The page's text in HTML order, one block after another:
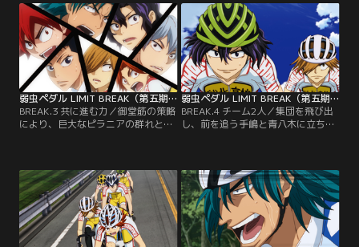
めるチーム総北。御堂筋率いる京都
伏見も、全員がボーズという異様な
スタイルで現れ、覚悟を見せる。寝
坊した真波も何とか間に合い、最終
日のレースがついにスタート！先頭
争いに加勢するため…。
失速に驚き、理由を問い詰める鳴
子。しかし、御堂筋は後方、熊本台
一の井瀬を使い、密かにフェイズを
進めていた。一方、御堂筋から今回
のフェイズの重要な役割を任されて
いた山口は…。
弱虫ペダル LIMIT BREAK（第五期） 第03話
BREAK.3 共に進む力／御堂筋の策略
により、巨大なピラニアの群れとな
揺と混乱の中、集団に飲み込まれて
しまった手嶋。必死に協調相手を探
すが、御堂筋の裏切りにあった集団
は失速してしまう。しかし、助けに
来た青八木と合流し、手嶋に一筋の
光が差し込んだ。
弱虫ペダル LIMIT BREAK（第五期） 第04話
BREAK.4 チーム2人／集団を飛び出
し、前を追う手嶋と青八木に立ち塞
ト勝負を仕掛けてきた。クライマー
の手嶋には不利な勝負だが、受けな
ければ前には進めない。